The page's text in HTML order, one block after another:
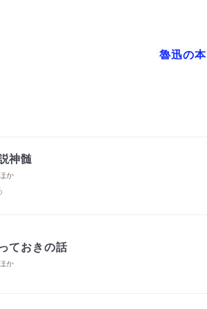
魯迅の本
神髄
か
ておきの話
か